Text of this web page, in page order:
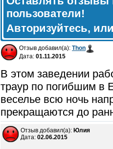
пользователи!
Авторизуйтесь,
Отзыв добавил(а): Thon
Дата: 01.11.2015
В этом заведении
траур по погибшим в
веселье всю ночь
прекращаются до
Отзыв добавил(а): Юлия
Дата: 02.06.2015